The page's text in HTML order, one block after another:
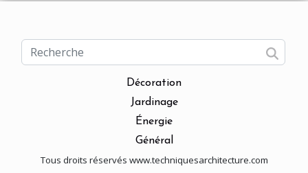
Décoration
Jardinage
Énergie
Général
Tous droits réservés www.techniquesarchitecture.com